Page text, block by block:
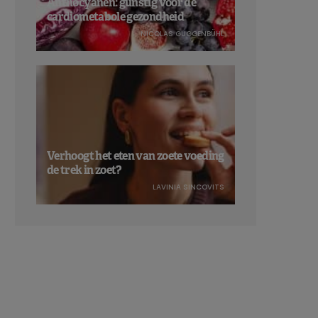
cardiometabole gezondheid
NICOLAS GUGGENBÜHL
Verhoogt het eten van zoete voeding
de trek in zoet?
LAVINIA SINCOVITS